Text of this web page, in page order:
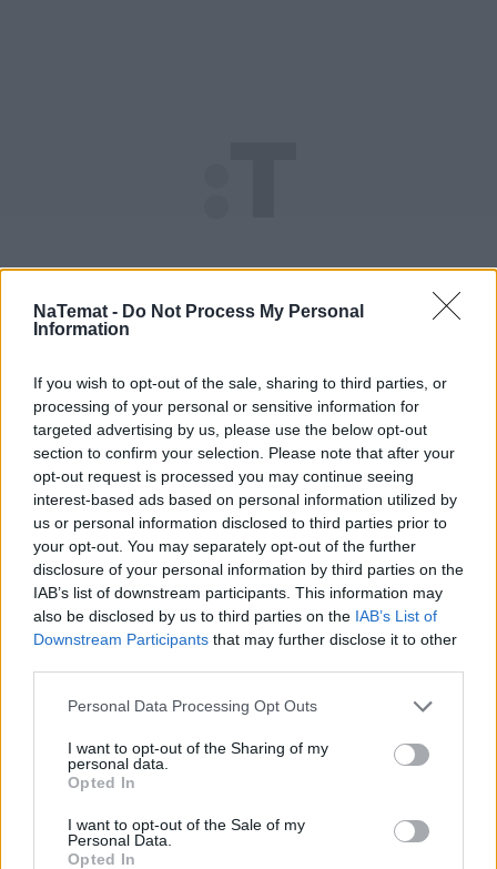
NaTemat - Do Not Process My Personal
Information
If you wish to opt-out of the sale, sharing to third parties, or
processing of your personal or sensitive information for
targeted advertising by us, please use the below opt-out
section to confirm your selection. Please note that after your
opt-out request is processed you may continue seeing
interest-based ads based on personal information utilized by
us or personal information disclosed to third parties prior to
your opt-out. You may separately opt-out of the further
disclosure of your personal information by third parties on the
IAB’s list of downstream participants. This information may
also be disclosed by us to third parties on the IAB’s List of
Downstream Participants that may further disclose it to other
Personal Data Processing Opt Outs
I want to opt-out of the Sharing of my
personal data.
Opted In
I want to opt-out of the Sale of my
Personal Data.
Opted In
Wywiad z Jerzym Urbanem przeczytasz w
"Newsweeku"
Nie przegap żadnej ważnej wiadomości i
obserwuj nas w Google News!
Więcej:
Leszek Miller Jerzy Urban